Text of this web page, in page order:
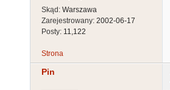
Skąd: Warszawa
Zarejestrowany: 2002-06-17
Posty: 11,122
Strona
Pin